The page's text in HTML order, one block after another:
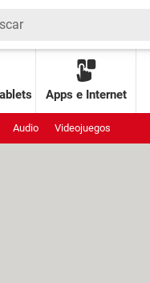
Apps e Internet
Audio Videojuegos